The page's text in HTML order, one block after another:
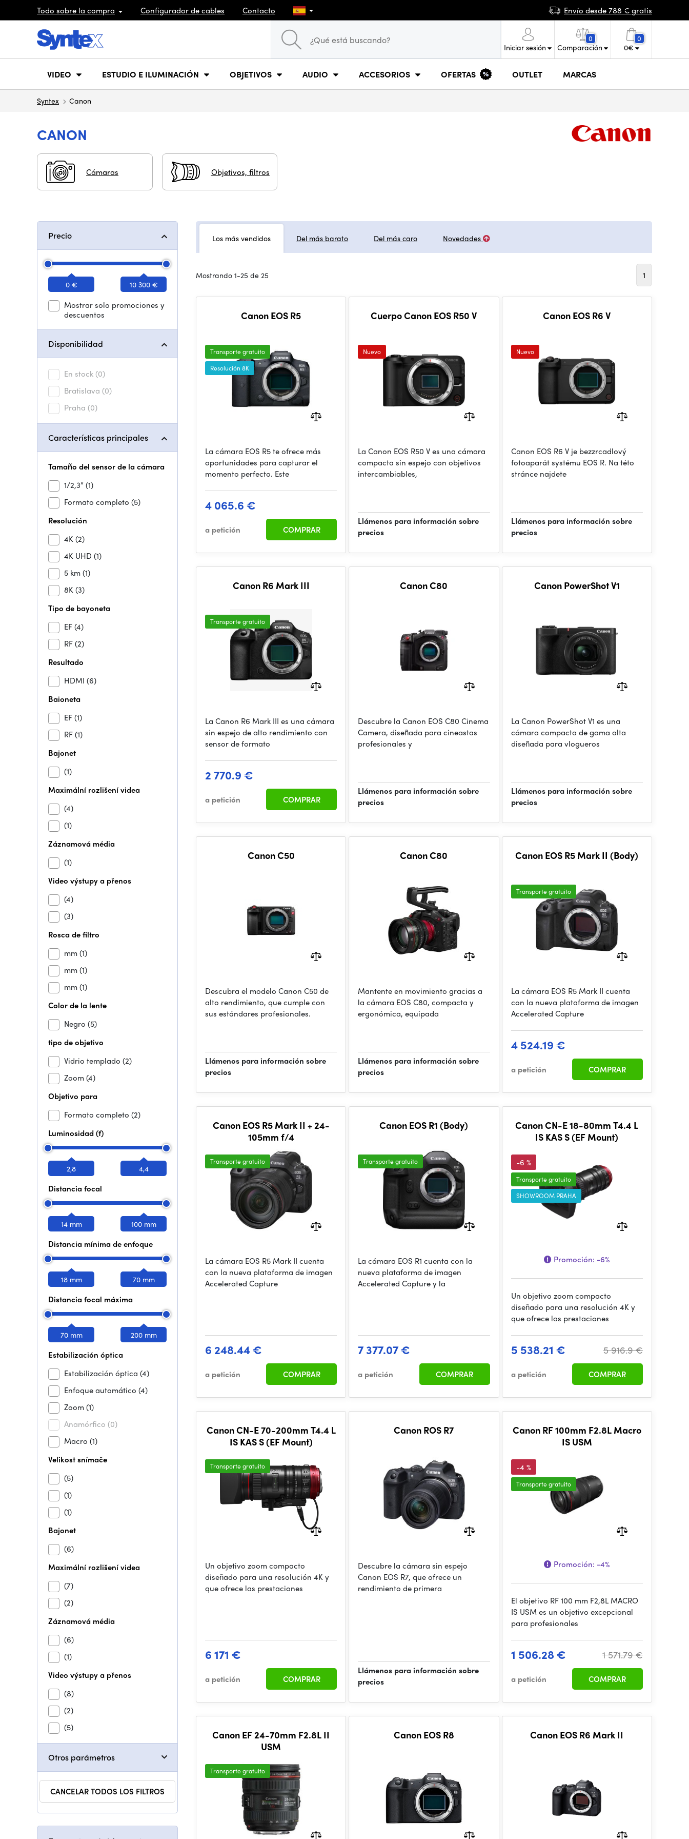
Todo sobre la compra Configurador de cables Contacto Envío desde 788 € gratis
Iniciar sesión
0
Comparación
0
0€
VIDEO ESTUDIO E ILUMINACIÓN OBJETIVOS AUDIO ACCESORIOS OFERTAS OUTLET MARCAS
Syntex Canon
CANON
Cámaras Objetivos, filtros
Precio
0 € 10 300 €
Mostrar solo promociones y
descuentos
Disponibilidad
En stock (0)
Bratislava (0)
Praha (0)
Características principales
Tamaño del sensor de la cámara
1/2,3” (1)
Formato completo (5)
Resolución
4K(2)
4K UHD (1)
5 km(1)
8K(3)
Tipo de bayoneta
EF(4)
RF(2)
Resultado
HDMI (6)
Baioneta
EF(1)
RF(1)
Bajonet
(1)
Maximální rozlišení videa
(4)
(1)
Záznamová média
(1)
Video výstupy a přenos
(4)
(3)
Rosca de filtro
mm(1)
mm(1)
mm(1)
Color de la lente
Negro (5)
tipo de objetivo
Vidrio templado (2)
Zoom(4)
Objetivo para
Formato completo (2)
Luminosidad (f)
2,8 4,4
Distancia focal
14 mm 100 mm
Distancia mínima de enfoque
18 mm 70 mm
Distancia focal máxima
70 mm 200 mm
Estabilización óptica
Estabilización óptica (4)
Enfoque automático (4)
Zoom(1)
Anamórfico (0)
Macro (1)
Velikost snímače
(5)
(1)
(1)
Bajonet
(6)
Maximální rozlišení videa
(7)
(2)
Záznamová média
(6)
(1)
Video výstupy a přenos
(8)
(2)
(5)
Otros parámetros
CANCELAR TODOS LOS FILTROS
Los más vendidos Del más barato Del más caro Novedades
Mostrando 1-25 de 25 1
Canon EOS R5
Transporte gratuito
Resolución 8K
La cámara EOS R5 te ofrece más
oportunidades para capturar el
momento perfecto. Este
4 065.6 €
a petición COMPRAR
Cuerpo Canon EOS R50 V
Nuevo
La Canon EOS R50 V es una cámara
compacta sin espejo con objetivos
intercambiables,
Llámenos para información sobre
precios
Canon EOS R6 V
Nuevo
Canon EOS R6 V je bezzrcadlový
fotoaparát systému EOS R. Na této
stránce najdete
Llámenos para información sobre
precios
Canon R6 Mark III
Transporte gratuito
La Canon R6 Mark III es una cámara
sin espejo de alto rendimiento con
sensor de formato
2 770.9 €
a petición COMPRAR
Canon C80
Descubre la Canon EOS C80 Cinema
Camera, diseñada para cineastas
profesionales y
Llámenos para información sobre
precios
Canon PowerShot V1
La Canon PowerShot V1 es una
cámara compacta de gama alta
diseñada para vlogueros
Llámenos para información sobre
precios
Canon C50
Descubra el modelo Canon C50 de
alto rendimiento, que cumple con
sus estándares profesionales.
Llámenos para información sobre
precios
Canon C80
Mantente en movimiento gracias a
la cámara EOS C80, compacta y
ergonómica, equipada
Llámenos para información sobre
precios
Canon EOS R5 Mark II (Body)
Transporte gratuito
La cámara EOS R5 Mark II cuenta
con la nueva plataforma de imagen
Accelerated Capture
4 524.19 €
a petición COMPRAR
Canon EOS R5 Mark II + 24-
105mm f/4
Transporte gratuito
La cámara EOS R5 Mark II cuenta
con la nueva plataforma de imagen
Accelerated Capture
6 248.44 €
a petición COMPRAR
Canon EOS R1 (Body)
Transporte gratuito
La cámara EOS R1 cuenta con la
nueva plataforma de imagen
Accelerated Capture y la
7 377.07 €
a petición COMPRAR
Canon CN-E 18-80mm T4.4 L
IS KAS S (EF Mount)
-6 %
Transporte gratuito
SHOWROOM PRAHA
Promoción: -6%
Un objetivo zoom compacto
diseñado para una resolución 4K y
que ofrece las prestaciones
5 538.21 € 5 916.9 €
a petición COMPRAR
Canon CN-E 70-200mm T4.4 L
IS KAS S (EF Mount)
Transporte gratuito
Un objetivo zoom compacto
diseñado para una resolución 4K y
que ofrece las prestaciones
6 171 €
a petición COMPRAR
Canon ROS R7
Descubre la cámara sin espejo
Canon EOS R7, que ofrece un
rendimiento de primera
Llámenos para información sobre
precios
Canon RF 100mm F2.8L Macro
IS USM
-4 %
Transporte gratuito
Promoción: -4%
El objetivo RF 100 mm F2,8L MACRO
IS USM es un objetivo excepcional
para profesionales
1 506.28 € 1 571.79 €
a petición COMPRAR
Canon EF 24-70mm F2.8L II
USM
Transporte gratuito
Canon EOS R8 Canon EOS R6 Mark II